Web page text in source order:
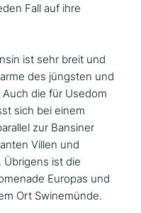
Fall auf ihre
ist sehr breit und
des jüngsten und
die für Usedom
sich bei einem
zur Bansiner
Villen und
Übrigens ist die
Europas und
Ort Swinemünde.